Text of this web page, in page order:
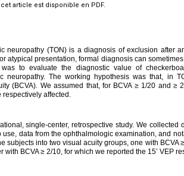
article est disponible en PDF.
neuropathy (TON) is a diagnosis of exclusion after
atypical presentation, formal diagnosis can
to evaluate the diagnostic value of
neuropathy. The working hypothesis was that, in
(BCVA). We assumed that, for BCVA ≥ 1/20 and ≥
affected.
single-center, retrospective study. We
data from the ophthalmologic examination, and
subjects into two visual acuity groups, one with BCVA
with BCVA ≥ 2/10, for which we reported the 15’ VEP